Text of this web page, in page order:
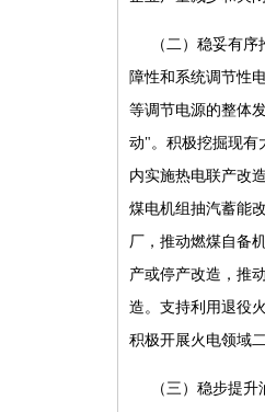
（二）稳妥有
障性和系统调节性
等调节电源的整体
动"。积极挖掘现有
内实施热电联产改
煤电机组抽汽蓄能
厂，推动燃煤自备
产或停产改造，推
造。支持利用退役
积极开展火电领域
（三）稳步提